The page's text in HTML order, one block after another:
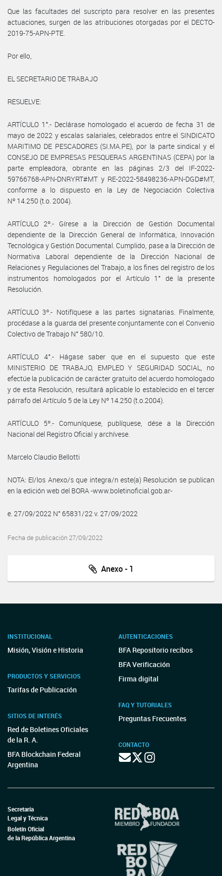
Que las facultades del suscripto para resolver en las presentes
actuaciones, surgen de las atribuciones otorgadas por el DECTO-
2019-75-APN-PTE.
Por ello,
EL SECRETARIO DE TRABAJO
RESUELVE:
ARTÍCULO 1°.- Declárase homologado el acuerdo de fecha 31 de
mayo de 2022 y escalas salariales, celebrados entre el SINDICATO
MARITIMO DE PESCADORES (SI.MA.PE), por la parte sindical y el
CONSEJO DE EMPRESAS PESQUERAS ARGENTINAS (CEPA) por la
parte empleadora, obrante en las páginas 2/3 del IF-2022-
59766768-APN-DNRYRT#MT y RE-2022-58498236-APN-DGD#MT,
conforme a lo dispuesto en la Ley de Negociación Colectiva
Nº 14.250 (t.o. 2004).
ARTÍCULO 2º.- Gírese a la Dirección de Gestión Documental
dependiente de la Dirección General de Informática, Innovación
Tecnológica y Gestión Documental. Cumplido, pase a la Dirección de
Normativa Laboral dependiente de la Dirección Nacional de
Relaciones y Regulaciones del Trabajo, a los fines del registro de los
instrumentos homologados por el Artículo 1° de la presente
Resolución.
ARTÍCULO 3º.- Notifíquese a las partes signatarias. Finalmente,
procédase a la guarda del presente conjuntamente con el Convenio
Colectivo de Trabajo N° 580/10.
ARTÍCULO 4°.- Hágase saber que en el supuesto que este
MINISTERIO DE TRABAJO, EMPLEO Y SEGURIDAD SOCIAL, no
efectúe la publicación de carácter gratuito del acuerdo homologado
y de esta Resolución, resultará aplicable lo establecido en el tercer
párrafo del Artículo 5 de la Ley Nº 14.250 (t.o.2004).
ARTÍCULO 5º.- Comuníquese, publíquese, dése a la Dirección
Nacional del Registro Oficial y archívese.
Marcelo Claudio Bellotti
NOTA: El/los Anexo/s que integra/n este(a) Resolución se publican
en la edición web del BORA -www.boletinoficial.gob.ar-
e. 27/09/2022 N° 65831/22 v. 27/09/2022
Fecha de publicación 27/09/2022
Anexo - 1
INSTITUCIONAL
Misión, Visión e Historia
PRODUCTOS Y SERVICIOS
Tarifas de Publicación
SITIOS DE INTERÉS
Red de Boletines Oficiales
de la R. A.
BFA Blockchain Federal
Argentina
AUTENTICACIONES
BFA Repositorio recibos
BFA Verificación
Firma digital
FAQ Y TUTORIALES
Preguntas Frecuentes
CONTACTO
Secretaría
Legal y Técnica
Boletín Oficial
de la República Argentina